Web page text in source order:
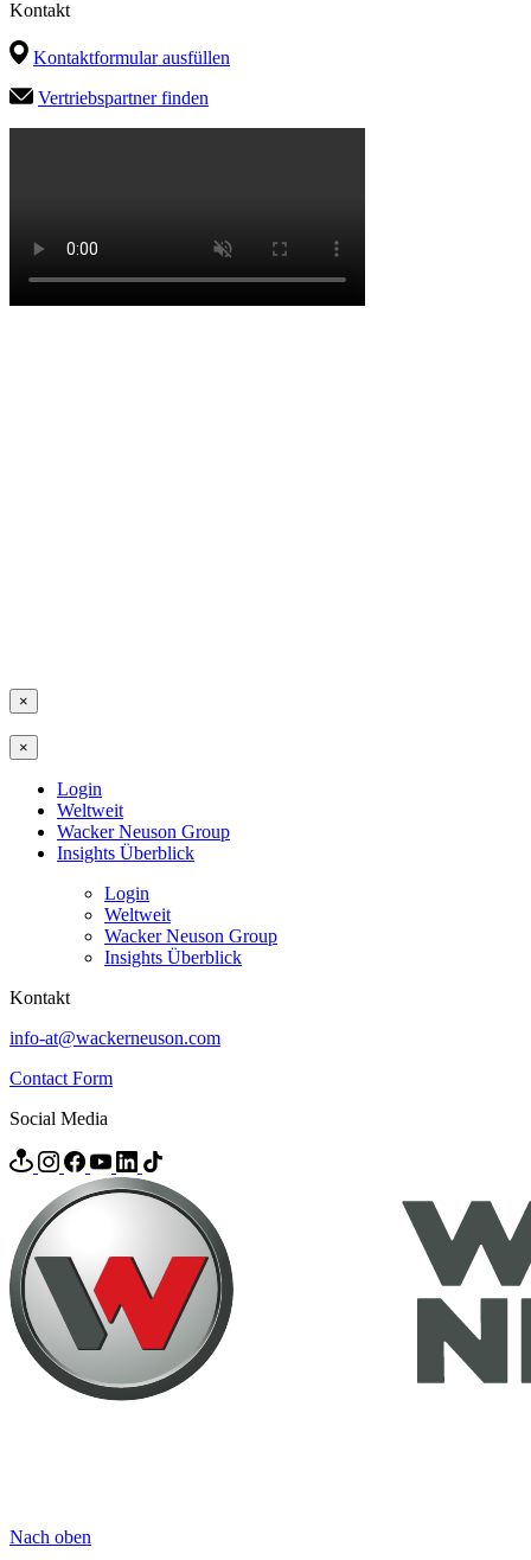
Kontakt
Kontaktformular ausfüllen
Vertriebspartner finden
×
×
Login
Weltweit
Wacker Neuson Group
Insights Überblick
Login
Weltweit
Wacker Neuson Group
Insights Überblick
Kontakt
info-at@wackerneuson.com
Contact Form
Social Media
Nach oben